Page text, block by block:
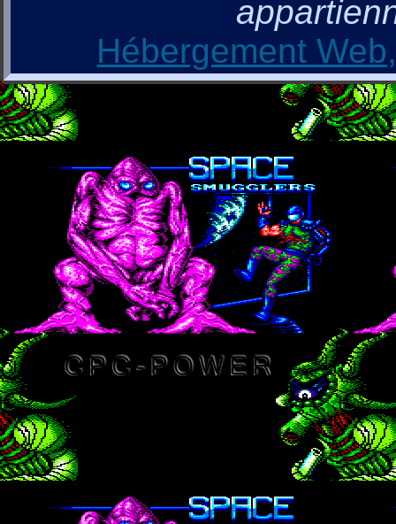
Hébergement